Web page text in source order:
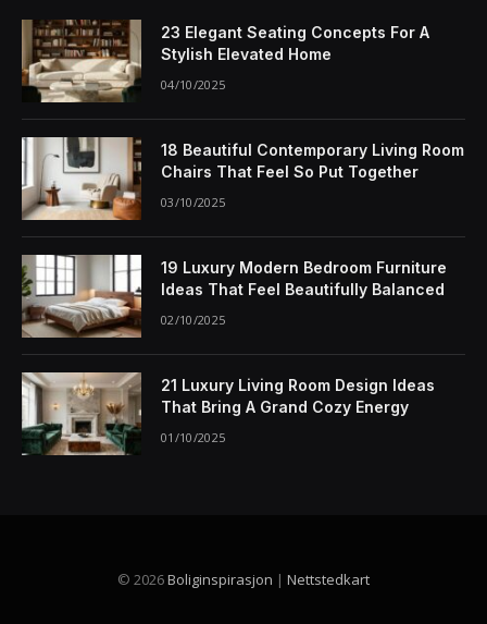
23 Elegant Seating Concepts For A
Stylish Elevated Home
04/10/2025
18 Beautiful Contemporary Living Room
Chairs That Feel So Put Together
03/10/2025
19 Luxury Modern Bedroom Furniture
Ideas That Feel Beautifully Balanced
02/10/2025
21 Luxury Living Room Design Ideas
That Bring A Grand Cozy Energy
01/10/2025
© 2026Boliginspirasjon | Nettstedkart